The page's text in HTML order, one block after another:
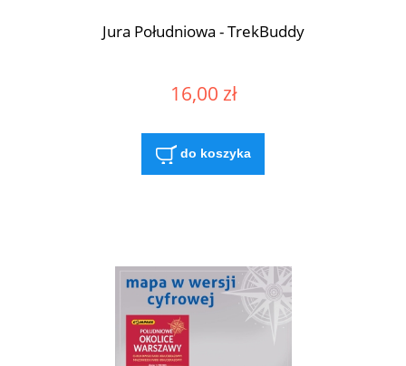
Jura Południowa - TrekBuddy
16,00 zł
do koszyka